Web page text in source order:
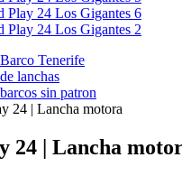
Tenerife
lanchas
sin patron
24 | Lancha motora
24 | Lancha